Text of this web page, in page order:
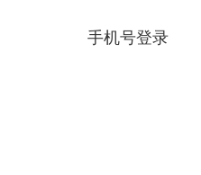
手机号登录